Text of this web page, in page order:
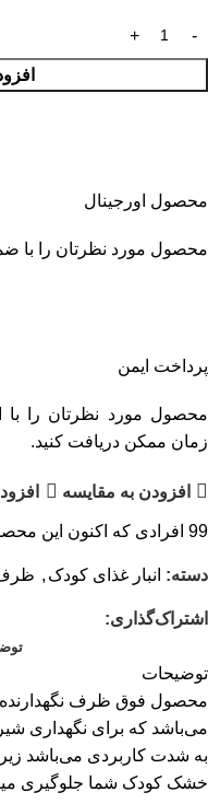
محصول اورجینال
محصول مورد نظرتان را با
پرداخت ایمن
محصول مورد نظرتان را با
زمان ممکن دریافت کنید.
افزودن به مقایسه
99 افرادی که اکنون این
دسته: انبار غذای کودک ,
اشتراک‌گذاری:
توضیحات
محصول فوق ظرف
می‌باشد که برای نگهداری
به شدت کاربردی می‌باشد
خشک کودک شما جلوگیری